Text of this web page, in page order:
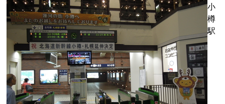
小
樽
駅